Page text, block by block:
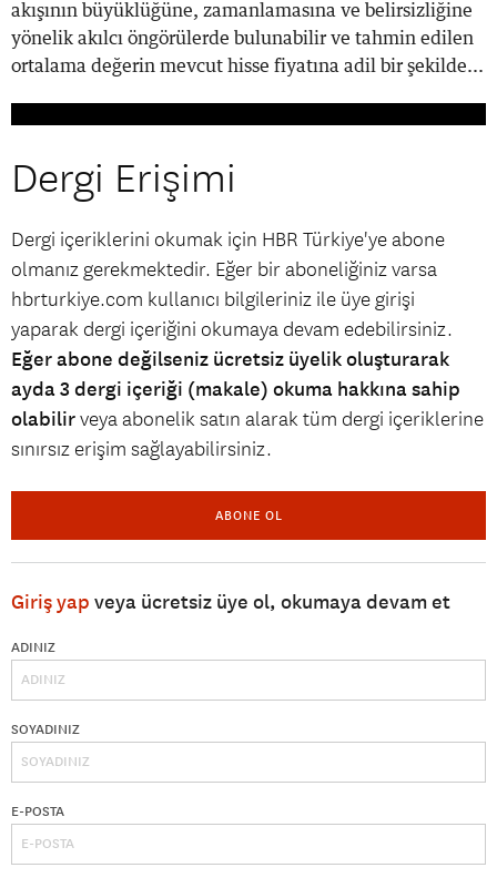
akışının büyüklüğüne, zamanlamasına ve belirsizliğine
yönelik akılcı öngörülerde bulunabilir ve tahmin edilen
ortalama değerin mevcut hisse fiyatına adil bir şekilde...
Dergi Erişimi
Dergi içeriklerini okumak için HBR Türkiye'ye abone
olmanız gerekmektedir. Eğer bir aboneliğiniz varsa
hbrturkiye.com kullanıcı bilgileriniz ile üye girişi
yaparak dergi içeriğini okumaya devam edebilirsiniz.
Eğer abone değilseniz ücretsiz üyelik oluşturarak
ayda 3 dergi içeriği (makale) okuma hakkına sahip
olabilirveya abonelik satın alarak tüm dergi içeriklerine
sınırsız erişim sağlayabilirsiniz.
ABONE OL
Giriş yap veya ücretsiz üye ol, okumaya devam et
ADINIZ
SOYADINIZ
E-POSTA